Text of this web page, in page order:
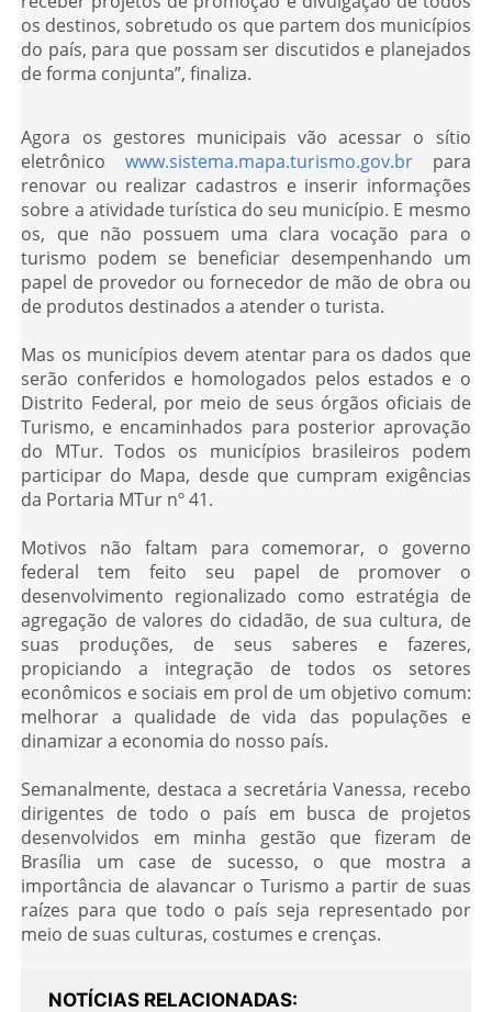
os destinos, sobretudo os que partem dos municípios
do país, para que possam ser discutidos e planejados
de forma conjunta”, finaliza.
Agora os gestores municipais vão acessar o sítio
eletrônico www.sistema.mapa.turismo.gov.br para
renovar ou realizar cadastros e inserir informações
sobre a atividade turística do seu município. E mesmo
os, que não possuem uma clara vocação para o
turismo podem se beneficiar desempenhando um
papel de provedor ou fornecedor de mão de obra ou
de produtos destinados a atender o turista.
Mas os municípios devem atentar para os dados que
serão conferidos e homologados pelos estados e o
Distrito Federal, por meio de seus órgãos oficiais de
Turismo, e encaminhados para posterior aprovação
do MTur. Todos os municípios brasileiros podem
participar do Mapa, desde que cumpram exigências
da Portaria MTur nº 41.
Motivos não faltam para comemorar, o governo
federal tem feito seu papel de promover o
desenvolvimento regionalizado como estratégia de
agregação de valores do cidadão, de sua cultura, de
suas produções, de seus saberes e fazeres,
propiciando a integração de todos os setores
econômicos e sociais em prol de um objetivo comum:
melhorar a qualidade de vida das populações e
dinamizar a economia do nosso país.
Semanalmente, destaca a secretária Vanessa, recebo
dirigentes de todo o país em busca de projetos
desenvolvidos em minha gestão que fizeram de
Brasília um case de sucesso, o que mostra a
importância de alavancar o Turismo a partir de suas
raízes para que todo o país seja representado por
meio de suas culturas, costumes e crenças.
NOTÍCIAS RELACIONADAS